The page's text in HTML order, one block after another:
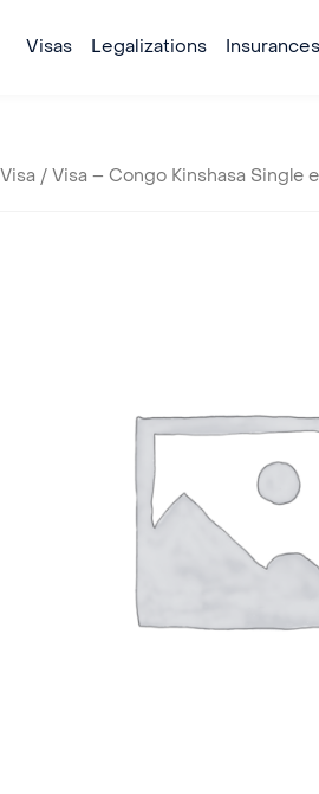
Visas Legalizations Insurances
Visa / Visa – Congo Kinshasa Single